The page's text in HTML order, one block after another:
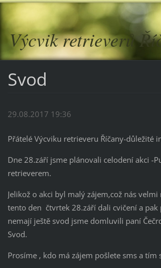
Výcvik retrieverů
Svod
29.08.2017 19:36
Přátelé Výcviku retrieveru Říčany-důležité
Dne 28.září jsme plánovali celodení akci -
retrieverem.
Jelikož o akci byl malý zájem,což nás
tento den čtvrtek 28.září dali cvičení a pak
nemají ještě svod jsme domluvili paní
Svod.
Prosíme , kdo má zájem pošlete sms a tím